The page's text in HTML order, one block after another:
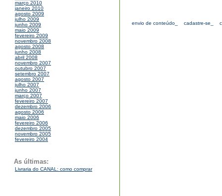
março 2010
janeiro 2010
agosto 2009
julho 2009
junho 2009
maio 2009
fevereiro 2009
novembro 2008
agosto 2008
junho 2008
abril 2008
novembro 2007
outubro 2007
setembro 2007
agosto 2007
julho 2007
junho 2007
março 2007
fevereiro 2007
dezembro 2006
agosto 2006
maio 2006
fevereiro 2006
dezembro 2005
novembro 2005
fevereiro 2004
As últimas:
Livraria do CANAL: como comprar
envio de conteúdo_ cadastre-se_